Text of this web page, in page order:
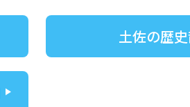
土佐の歴